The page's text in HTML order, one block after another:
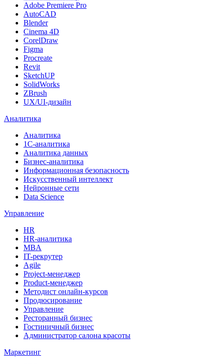
Adobe Premiere Pro
AutoCAD
Blender
Cinema 4D
CorelDraw
Figma
Procreate
Revit
SketchUP
SolidWorks
ZBrush
UX/UI-дизайн
Аналитика
Аналитика
1С-аналитика
Аналитика данных
Бизнес-аналитика
Информационная безопасность
Искусственный интеллект
Нейронные сети
Data Science
Управление
HR
HR-аналитика
MBA
IT-рекрутер
Agile
Project-менеджер
Product-менеджер
Методист онлайн-курсов
Продюсирование
Управление
Ресторанный бизнес
Гостиничный бизнес
Администратор салона красоты
Маркетинг